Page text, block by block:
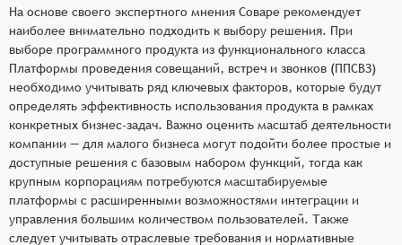
На основе своего экспертного мнения Соваре рекомендует
наиболее внимательно подходить к выбору решения. При
выборе программного продукта из функционального класса
Платформы проведения совещаний, встреч и звонков (ППСВЗ)
необходимо учитывать ряд ключевых факторов, которые будут
определять эффективность использования продукта в рамках
конкретных бизнес-задач. Важно оценить масштаб деятельности
компании — для малого бизнеса могут подойти более простые и
доступные решения с базовым набором функций, тогда как
крупным корпорациям потребуются масштабируемые
платформы с расширенными возможностями интеграции и
управления большим количеством пользователей. Также
следует учитывать отраслевые требования и нормативные